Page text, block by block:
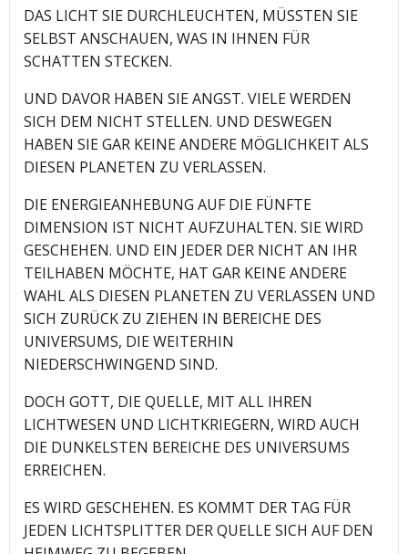
DAS LICHT SIE DURCHLEUCHTEN, MÜSSTEN SIE
SELBST ANSCHAUEN, WAS IN IHNEN FÜR
SCHATTEN STECKEN.
UND DAVOR HABEN SIE ANGST. VIELE WERDEN
SICH DEM NICHT STELLEN. UND DESWEGEN
HABEN SIE GAR KEINE ANDERE MÖGLICHKEIT ALS
DIESEN PLANETEN ZU VERLASSEN.
DIE ENERGIEANHEBUNG AUF DIE FÜNFTE
DIMENSION IST NICHT AUFZUHALTEN. SIE WIRD
GESCHEHEN. UND EIN JEDER DER NICHT AN IHR
TEILHABEN MÖCHTE, HAT GAR KEINE ANDERE
WAHL ALS DIESEN PLANETEN ZU VERLASSEN UND
SICH ZURÜCK ZU ZIEHEN IN BEREICHE DES
UNIVERSUMS, DIE WEITERHIN
NIEDERSCHWINGEND SIND.
DOCH GOTT, DIE QUELLE, MIT ALL IHREN
LICHTWESEN UND LICHTKRIEGERN, WIRD AUCH
DIE DUNKELSTEN BEREICHE DES UNIVERSUMS
ERREICHEN.
ES WIRD GESCHEHEN. ES KOMMT DER TAG FÜR
JEDEN LICHTSPLITTER DER QUELLE SICH AUF DEN